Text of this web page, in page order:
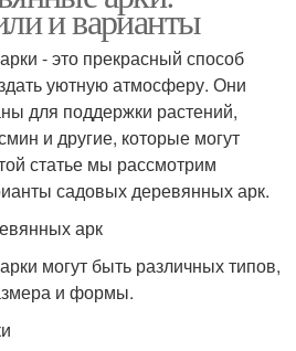
и варианты
- это прекрасный способ
уютную атмосферу. Они
для поддержки растений,
и другие, которые могут
статье мы рассмотрим
садовых деревянных арк.
арк
могут быть различных типов,
и формы.